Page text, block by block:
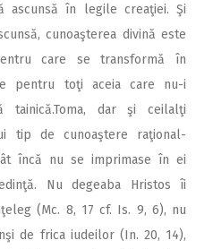
ascunsă în legile creaţiei. Şi
cunoaşterea divină este
care se transformă în
pentru toţi aceia care nu-i
tainică.Toma, dar şi ceilalţi
tip de cunoaştere raţional-
încă nu se imprimase în ei
Nu degeaba Hristos îi
(Mc. 8, 17 cf. Is. 9, 6), nu
de frica iudeilor (In. 20, 14),